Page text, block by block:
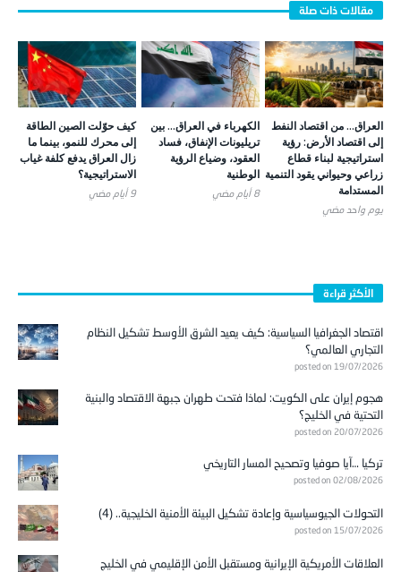
العراق… من اقتصاد النفط
إلى اقتصاد الأرض: رؤية
استراتيجية لبناء قطاع
زراعي وحيواني يقود التنمية
المستدامة
يوم واحد ‎مضي
الكهرباء في العراق… بين
تريليونات الإنفاق، فساد
العقود، وضياع الرؤية
الوطنية
8 أيام ‎مضي
كيف حوّلت الصين الطاقة
إلى محرك للنمو، بينما ما
زال العراق يدفع كلفة غياب
الاستراتيجية؟
9 أيام ‎مضي
الأكثر قراءة
اقتصاد الجغرافيا السياسية: كيف يعيد الشرق الأوسط تشكيل النظام
التجاري العالمي؟
posted on 19/07/2026
هجوم إيران على الكويت: لماذا فتحت طهران جبهة الاقتصاد والبنية
التحتية في الخليج؟
posted on 20/07/2026
تركيا …آيا صوفيا وتصحيح المسار التاريخي
posted on 02/08/2026
التحولات الجيوسياسية وإعادة تشكيل البيئة الأمنية الخليجية.. (4)
posted on 15/07/2026
العلاقات الأمريكية الإيرانية ومستقبل الأمن الإقليمي في الخليج